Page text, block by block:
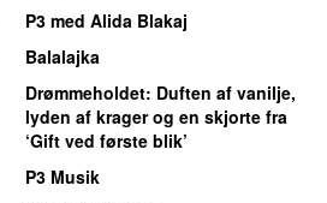
P3 med Alida Blakaj
Balalajka
Drømmeholdet: Duften af vanilje,
lyden af krager og en skjorte fra
‘Gift ved første blik’
P3 Musik